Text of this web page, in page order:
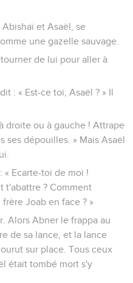
Abishaï et Asaël, se
une gazelle sauvage.
de lui pour aller à
: « Est-ce toi, Asaël ? » Il
droite ou à gauche ! Attrape
ses dépouilles. » Mais Asaël
« Ecarte-toi de moi !
t'abattre ? Comment
Joab en face ? »
Alors Abner le frappa au
de sa lance, et la lance
sur place. Tous ceux
était tombé mort s'y